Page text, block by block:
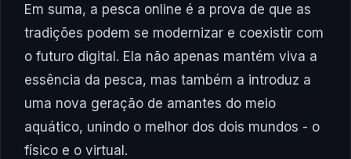
Em suma, a pesca online é a prova de que as
tradições podem se modernizar e coexistir com
o futuro digital. Ela não apenas mantém viva a
essência da pesca, mas também a introduz a
uma nova geração de amantes do meio
aquático, unindo o melhor dos dois mundos - o
físico e o virtual.